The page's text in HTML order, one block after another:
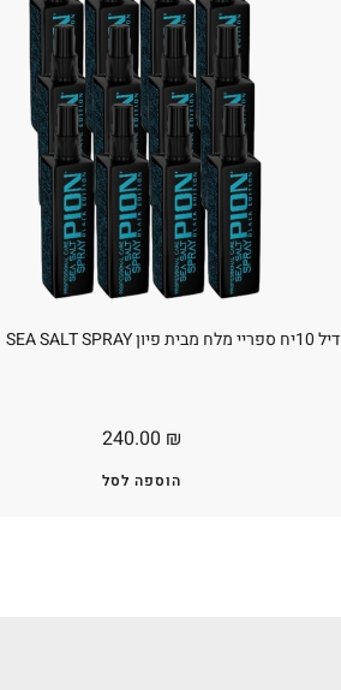
דיל 10יח ספריי מלח מבית פיון PIONS1 SEA SALT SPRAY
240.00 ₪
הוספה לסל